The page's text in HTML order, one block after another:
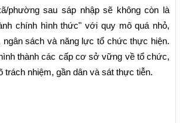
phường sau sáp nhập sẽ không còn là
chính hình thức" với quy mô quá nhỏ,
ngân sách và năng lực tổ chức thực hiện.
thành các cấp cơ sở vững về tổ chức,
trách nhiệm, gần dân và sát thực tiễn.